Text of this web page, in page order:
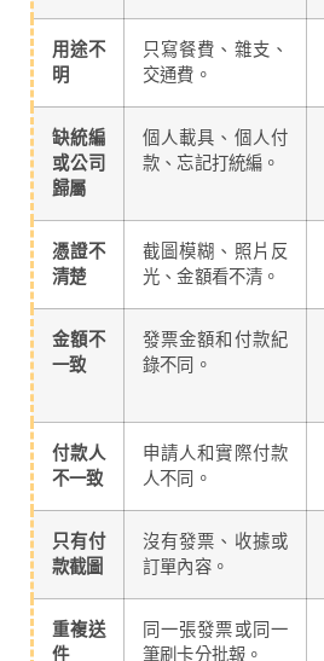
用途不
明
只寫餐費、雜支、
交通費。
缺統編
或公司
歸屬
個人載具、個人付
款、忘記打統編。
憑證不
清楚
截圖模糊、照片反
光、金額看不清。
金額不
一致
發票金額和付款紀
錄不同。
付款人
不一致
申請人和實際付款
人不同。
只有付
款截圖
沒有發票、收據或
訂單內容。
重複送
件
同一張發票或同一
筆刷卡分批報。